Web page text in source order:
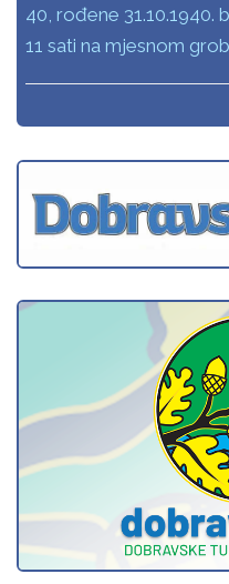
40, rođene 31.10.1940.
11 sati na mjesnom